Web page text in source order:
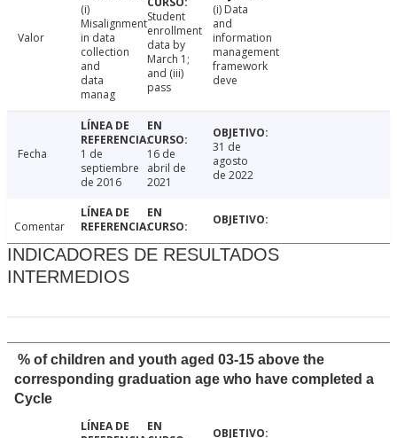
Valor
(i)
Misalignment
in data
collection
and
data
manag
Student
enrollment
data by
March 1;
and (iii)
pass
(i) Data
and
information
management
framework
deve
Fecha
1 de
septiembre
de 2016
16 de
abril de
2021
31 de
agosto
de 2022
Comentar
INDICADORES DE RESULTADOS
INTERMEDIOS
% of children and youth aged 03-15 above the
corresponding graduation age who have completed a
Cycle